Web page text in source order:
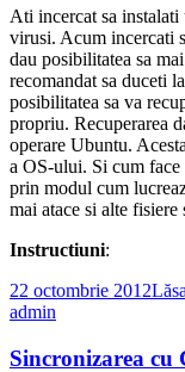
Ati incercat sa instalati
virusi. Acum incercati
dau posibilitatea sa
recomandat sa duceti
posibilitatea sa va
propriu. Recuperarea
operare Ubuntu.
a OS-ului. Si cum
prin modul cum
mai atace si alte fisiere
Instructiuni:
22 octombrie 2012
admin
Sincronizarea cu